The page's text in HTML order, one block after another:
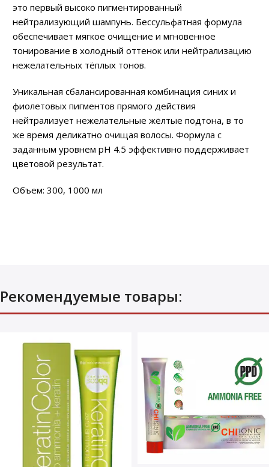
это первый высоко пигментированный
нейтрализующий шампунь. Бессульфатная формула
обеспечивает мягкое очищение и мгновенное
тонирование в холодный оттенок или нейтрализацию
нежелательных тёплых тонов.
Уникальная сбалансированная комбинация синих и
фиолетовых пигментов прямого действия
нейтрализует нежелательные жёлтые подтона, в то
же время деликатно очищая волосы. Формула с
заданным уровнем pH 4.5 эффективно поддерживает
цветовой результат.
Объем: 300, 1000 мл
Рекомендуемые товары: